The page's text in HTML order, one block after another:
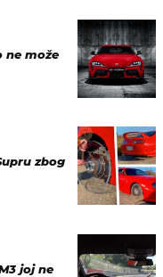
ne može
zbog
joj ne